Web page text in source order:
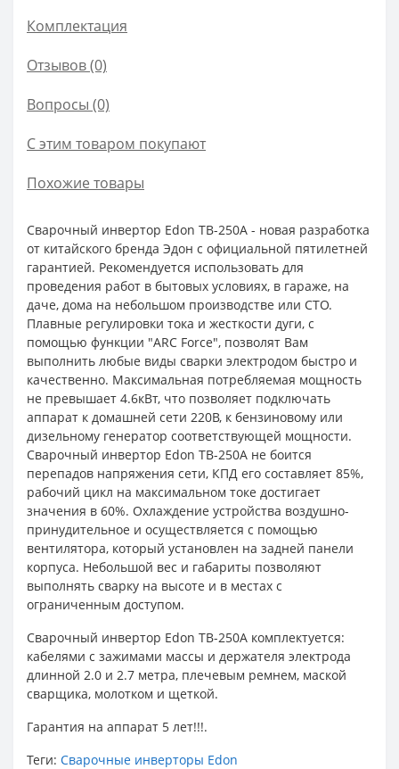
Комплектация
Отзывов (0)
Вопросы (0)
С этим товаром покупают
Похожие товары
Сварочный инвертор Edon TB-250A - новая разработка
от китайского бренда Эдон с официальной пятилетней
гарантией. Рекомендуется использовать для
проведения работ в бытовых условиях, в гараже, на
даче, дома на небольшом производстве или СТО.
Плавные регулировки тока и жесткости дуги, с
помощью функции "ARC Force", позволят Вам
выполнить любые виды сварки электродом быстро и
качественно. Максимальная потребляемая мощность
не превышает 4.6кВт, что позволяет подключать
аппарат к домашней сети 220В, к бензиновому или
дизельному генератор соответствующей мощности.
Сварочный инвертор Edon TB-250A не боится
перепадов напряжения сети, КПД его составляет 85%,
рабочий цикл на максимальном токе достигает
значения в 60%. Охлаждение устройства воздушно-
принудительное и осуществляется с помощью
вентилятора, который установлен на задней панели
корпуса. Небольшой вес и габариты позволяют
выполнять сварку на высоте и в местах с
ограниченным доступом.
Сварочный инвертор Edon TB-250A комплектуется:
кабелями с зажимами массы и держателя электрода
длинной 2.0 и 2.7 метра, плечевым ремнем, маской
сварщика, молотком и щеткой.
Гарантия на аппарат 5 лет!!!.
Теги: Сварочные инверторы Edon